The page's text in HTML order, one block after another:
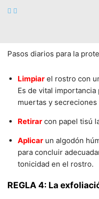
partes de la cara.
Pasos diarios para la
Limpiar el rostro con
Es de vital
muertas y
Retirar con papel tisú
Aplicar un algodón
para concluir
tonicidad en el rostro.
REGLA 4: La